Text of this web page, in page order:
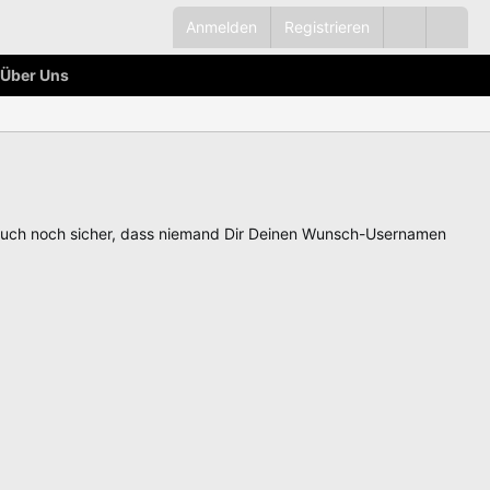
Anmelden Registrieren
Über Uns
noch sicher, dass niemand Dir Deinen Wunsch-Usernamen